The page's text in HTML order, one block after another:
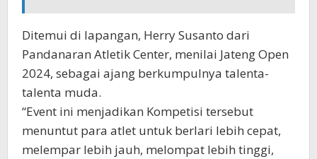
Ditemui di lapangan, Herry Susanto dari
Pandanaran Atletik Center, menilai Jateng Open
2024, sebagai ajang berkumpulnya talenta-
talenta muda.
“Event ini menjadikan Kompetisi tersebut
menuntut para atlet untuk berlari lebih cepat,
melempar lebih jauh, melompat lebih tinggi,